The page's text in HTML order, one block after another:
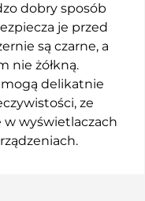
dobry sposób
je przed
są czarne, a
nie żółkną.
delikatnie
ze
wyświetlaczach